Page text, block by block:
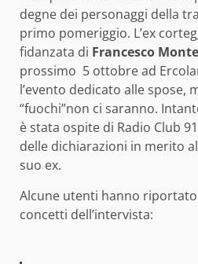
degne dei personaggi della
primo pomeriggio. L’ex
fidanzata di Francesco Monte
prossimo 5 ottobre ad
l’evento dedicato alle spose,
“fuochi”non ci saranno.
è stata ospite di Radio Club
delle dichiarazioni in merito
suo ex.
Alcune utenti hanno
concetti dell’intervista: